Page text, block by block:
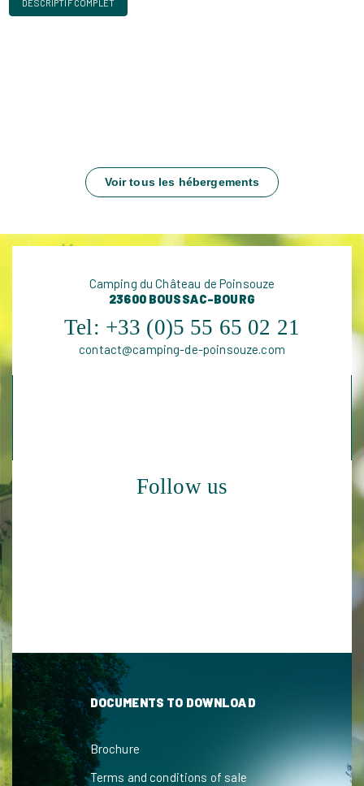
DESCRIPTIF COMPLET
Voir tous les hébergements
Camping du Château de Poinsouze
23600 BOUSSAC-BOURG
Tel: +33 (0)5 55 65 02 21
contact@camping-de-poinsouze.com
Follow us
DOCUMENTS TO DOWNLOAD
Brochure
Terms and conditions of sale